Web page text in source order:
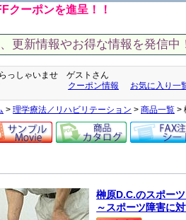
クーポンを進呈！！
新情報やお得な情報を発信中
っしゃいませ ゲストさん
クーポン情報
お気に入り一
> 理学療法／リハビリテーション > 商品一覧 >
榊原D.C.のスポー
～スポーツ障害に